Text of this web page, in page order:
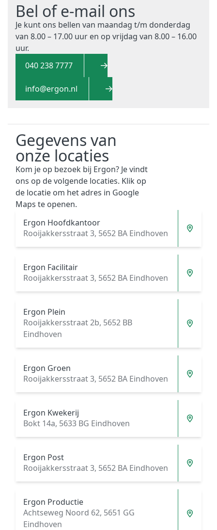
Bel of e-mail ons
Je kunt ons bellen van maandag t/m donderdag
van 8.00 – 17.00 uur en op vrijdag van 8.00 – 16.00
uur.
040 238 7777
info@ergon.nl
Gegevens van
onze locaties
Kom je op bezoek bij Ergon? Je vindt
ons op de volgende locaties. Klik op
de locatie om het adres in Google
Maps te openen.
Ergon Hoofdkantoor
Rooijakkersstraat 3, 5652 BA Eindhoven
Ergon Facilitair
Rooijakkersstraat 3, 5652 BA Eindhoven
Ergon Plein
Rooijakkersstraat 2b, 5652 BB
Eindhoven
Ergon Groen
Rooijakkersstraat 3, 5652 BA Eindhoven
Ergon Kwekerij
Bokt 14a, 5633 BG Eindhoven
Ergon Post
Rooijakkersstraat 3, 5652 BA Eindhoven
Ergon Productie
Achtseweg Noord 62, 5651 GG
Eindhoven